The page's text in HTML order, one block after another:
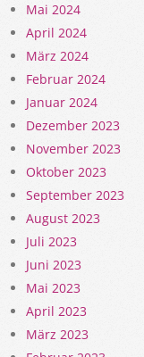
Mai 2024
April 2024
März 2024
Februar 2024
Januar 2024
Dezember 2023
November 2023
Oktober 2023
September 2023
August 2023
Juli 2023
Juni 2023
Mai 2023
April 2023
März 2023